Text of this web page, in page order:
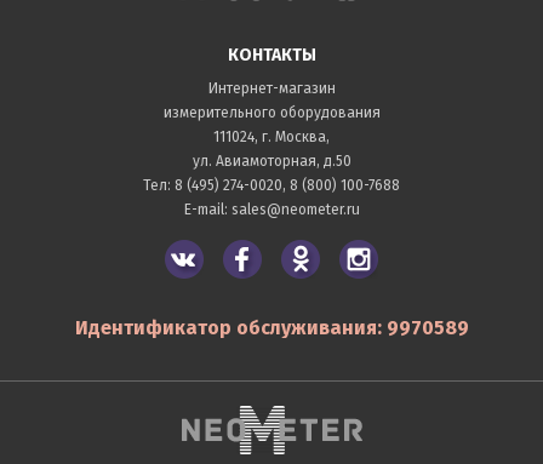
КОНТАКТЫ
Интернет-магазин
измерительного оборудования
111024, г. Москва,
ул. Авиамоторная, д.50
Тел: 8 (495) 274-0020, 8 (800) 100-7688
E-mail: sales@neometer.ru
Идентификатор обслуживания: 9970589